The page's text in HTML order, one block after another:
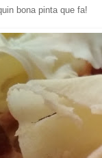
bona pinta que fa!